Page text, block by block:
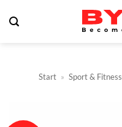
Inhalt
Start » Sport & Fitness